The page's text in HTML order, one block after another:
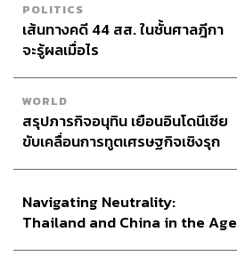
POLITICS
เส้นทางคดี 44 สส. ในชั้นศาลฎีกา
จะรู้ผลเมื่อไร
WORLD
สรุปภารกิจอนุทิน เยือนอินโดนีเซีย
ขับเคลื่อนการทูตเศรษฐกิจเชิงรุก
Navigating Neutrality:
Thailand and China in the Age